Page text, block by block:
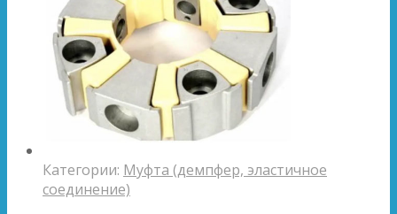
Категории: Муфта (демпфер, эластичное
соединение)